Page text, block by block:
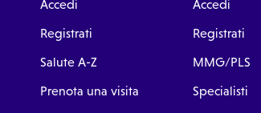
Accedi
Registrati
Salute A-Z
Prenota una visita
Accedi
Registrati
MMG/PLS
Specialisti